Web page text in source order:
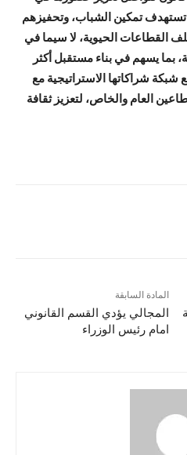
تستهدف تمكين الشباب، وتحفيزهم
القطاعات الحيوية، لا سيما في
بما يسهم في بناء مستقبل أكثر
شراكاتها الاستراتيجية مع
العام والخاص، لتعزيز ثقافة
المادة السابقة
المجالي يؤدي القسم القانوني
امام رئيس الوزراء